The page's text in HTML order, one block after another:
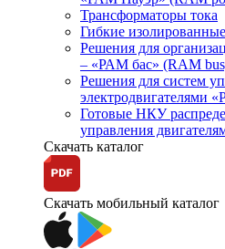
Трансформаторы тока
Гибкие
Решения для
– «РАМ бас» (RAM
Решения для систем
Готовые НКУ
управления
Скачать каталог
Скачать мобильный каталог